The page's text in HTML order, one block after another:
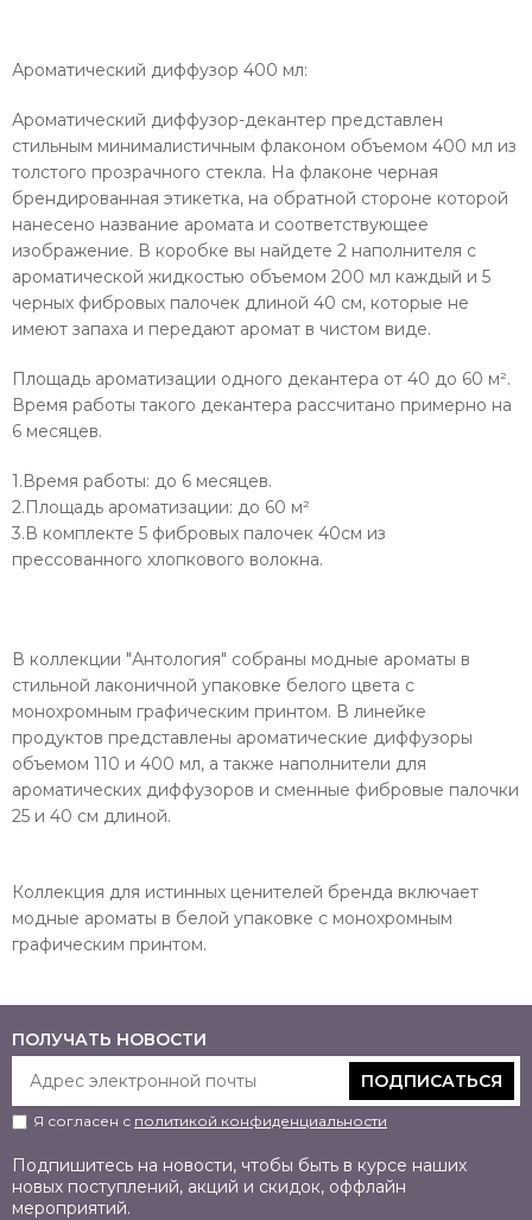
Ароматический диффузор 400 мл:
Ароматический диффузор-декантер представлен
стильным минималистичным флаконом объемом 400 мл из
толстого прозрачного стекла. На флаконе черная
брендированная этикетка, на обратной стороне которой
нанесено название аромата и соответствующее
изображение. В коробке вы найдете 2 наполнителя с
ароматической жидкостью объемом 200 мл каждый и 5
черных фибровых палочек длиной 40 см, которые не
имеют запаха и передают аромат в чистом виде. ​
Площадь ароматизации одного декантера от 40 до 60 м².
Время работы такого декантера рассчитано примерно на
6 месяцев.
1.Время работы: до 6 месяцев.
2.Площадь ароматизации: до 60 м²
3.В комплекте 5 фибровых палочек 40см из
прессованного хлопкового волокна.
В коллекции "Антология" собраны модные ароматы в
стильной лаконичной упаковке белого цвета с
монохромным графическим принтом. В линейке
продуктов представлены ароматические диффузоры
объемом 110 и 400 мл, а также наполнители для
ароматических диффузоров и сменные фибровые палочки
25 и 40 см длиной.
Коллекция для истинных ценителей бренда включает
модные ароматы в белой упаковке с монохромным
графическим принтом.
ПОЛУЧАТЬ НОВОСТИ
ПОДПИСАТЬСЯ
Я согласен с политикой конфиденциальности
Подпишитесь на новости, чтобы быть в курсе наших
новых поступлений, акций и скидок, оффлайн
мероприятий.